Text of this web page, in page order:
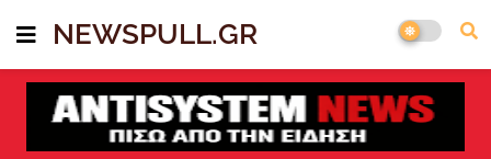
NEWSPULL.GR